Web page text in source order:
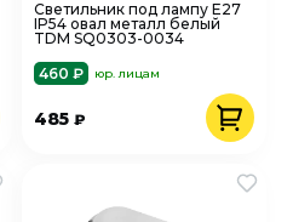
Светильник под лампу Е27
IP54 овал металл белый
TDM SQ0303-0034
460 ₽
юр. лицам
485₽